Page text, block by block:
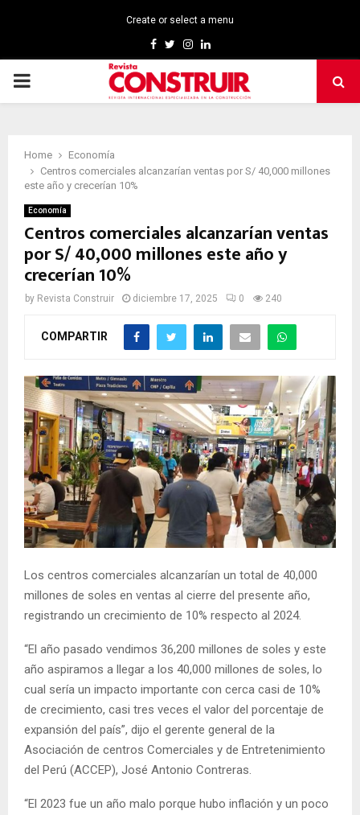
Create or select a menu
Facebook
TwitterInstagram
Linkedin
PRIMARY
Home
Economía
Centros comerciales alcanzarían ventas por S/ 40,000 millones
este año y crecerían 10%
Economía
Centros comerciales alcanzarían ventas
por S/ 40,000 millones este año y
crecerían 10%
by Revista Construir diciembre 17, 2025 0 240
COMPARTIR
Los centros comerciales alcanzarían un total de 40,000
millones de soles en ventas al cierre del presente año,
registrando un crecimiento de 10% respecto al 2024.
“El año pasado vendimos 36,200 millones de soles y este
año aspiramos a llegar a los 40,000 millones de soles, lo
cual sería un impacto importante con cerca casi de 10%
de crecimiento, casi tres veces el valor del porcentaje de
expansión del país”, dijo el gerente general de la
Asociación de centros Comerciales y de Entretenimiento
del Perú (ACCEP), José Antonio Contreras.
“El 2023 fue un año malo porque hubo inflación y un poco